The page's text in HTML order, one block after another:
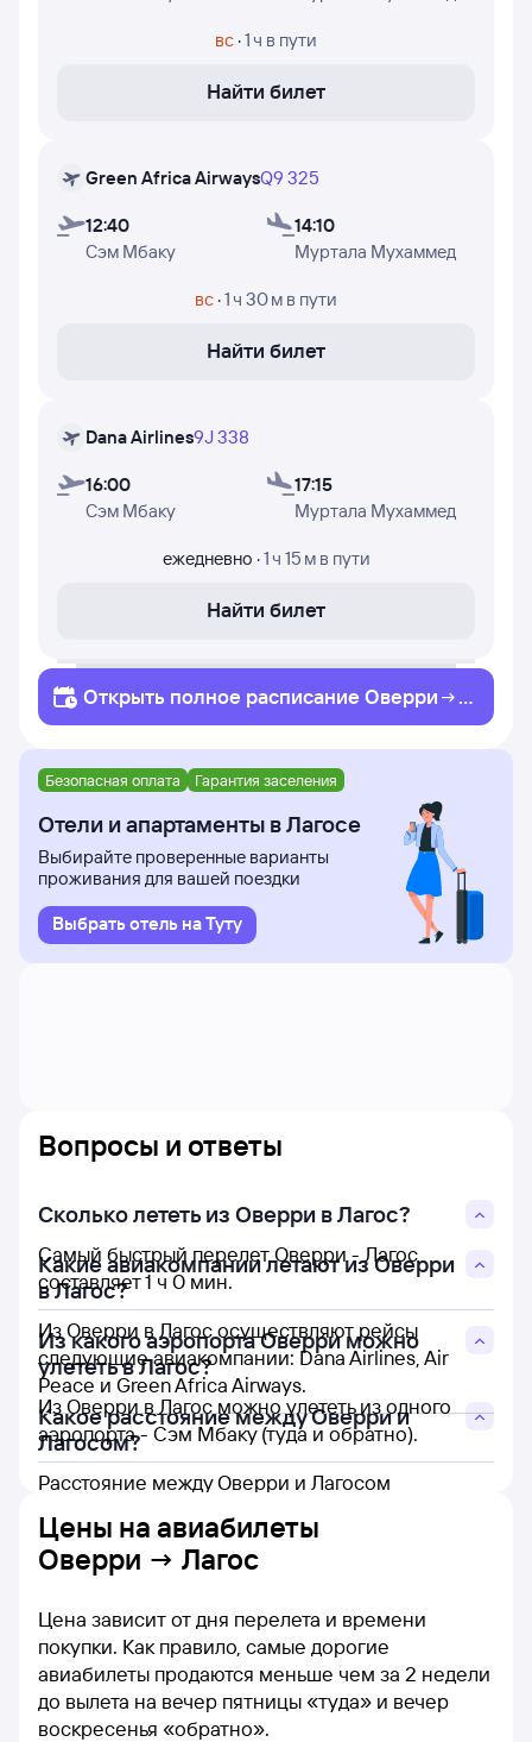
и Green Africa Airways осуществляют полёты.
вс ·1 ч в пути
Найти билет
Green Africa AirwaysQ9 325
12:40
Сэм Мбаку
14:10
Муртала Мухаммед
вс ·1 ч 30 м в пути
Найти билет
Dana Airlines9J 338
16:00
Сэм Мбаку
17:15
Муртала Мухаммед
ежедневно ·1 ч 15 м в пути
Найти билет
Открыть полное расписание Оверри
Л
агос
Безопасная оплата Гарантия заселения
Отели и апартаменты в Лагосе
Выбирайте проверенные варианты
проживания для вашей поездки
Выбрать отель на Туту
Вопросы и ответы
Сколько лететь из Оверри в Лагос?
Самый быстрый перелет Оверри - Лагос
составляет 1 ч 0 мин.
Какие авиакомпании летают из Оверри
в Лагос?
Из Оверри в Лагос осуществляют рейсы
следующие авиакомпании: Dana Airlines, Air
Peace и Green Africa Airways.
Из какого аэропорта Оверри можно
улететь в Лагос?
Из Оверри в Лагос можно улететь из одного
аэропорта - Сэм Мбаку (туда и обратно).
Какое расстояние между Оверри и
Лагосом?
Расстояние между Оверри и Лагосом
Цены на авиабилеты
Оверри → Лагос
Цена зависит от дня перелета и времени
покупки. Как правило, самые дорогие
авиабилеты продаются меньше чем за 2 недели
до вылета на вечер пятницы «туда» и вечер
воскресенья «обратно».